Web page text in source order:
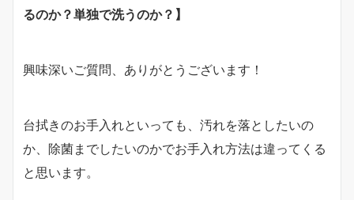
るのか？単独で洗うのか？】
興味深いご質問、ありがとうございます！
台拭きのお手入れといっても、汚れを落としたいの
か、除菌までしたいのかでお手入れ方法は違ってくる
と思います。